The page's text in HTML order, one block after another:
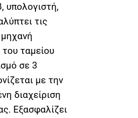
υπολογιστή,
τις
ταμείου
σε 3
με την
διαχείριση
Εξασφαλίζει